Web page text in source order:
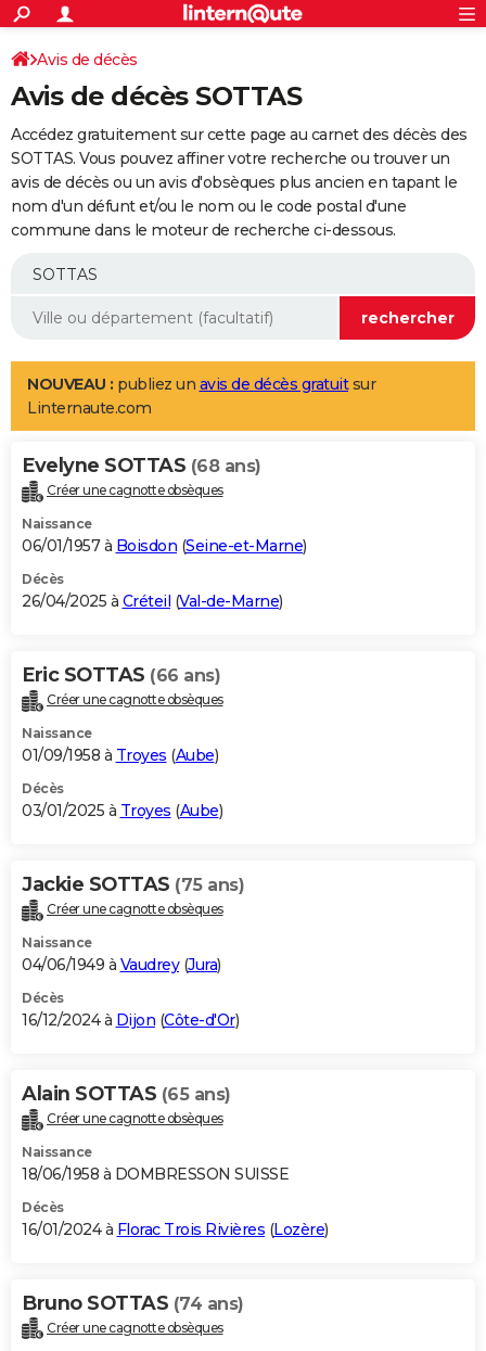
ACTUALITÉS
Politique
Société
Faits Divers
Education
Monde
Villes
+
SPORT
Coupe du monde 2026
Football
Tennis
Cyclisme
Rugby
Forum
Programme TV
TNT
Streaming
Cinéma
Sorties cinéma
Musique
+
FINANCE
Retraite
Epargne
Immobilier
Risques naturels par ville
Banque
Assurance
AUTO
Essais
Réserver un essai
Citadines
Berlines
SUV
Forum auto
+
Mobiles
Meilleur smartphone
Internet
Ordinateurs
Jeux vidéo
Guide high-tech
Aménagement intérieur
LIFESTYLE
Art de vivre
Bien-être
Loisirs
Mode
Modes de vie
Alimentation
Guide de la santé
Maladies
Médicaments
Sommeil
VOYAGE
Destinations
City break
Voyage nature
Voyage de noces
Forum
Climat
+PHOTO
GUIDES D'ACHAT
BONS PLANS
Carte de Noël
Carte Bonne année
Carte Saint-Valentin
Carte Pâques
Carte d'anniversaire
DICTIONNAIRE
Dictionnaire
Biographies
Citations
Expressions
Proverbes
PROGRAMME TV
S'inscrire
Se connecter
Lycées
Collèges
Primaires
Universités
Entreprises
Service militaire
Avis de recherche
AVIS DE DÉCÈS
Bricolage
Lifestyle
Culture
Sport
Auto
Television
Voyage
Cinema
Avis de décès
Avis de décès SOTTAS
Accédez gratuitement sur cette page au carnet des décès des
SOTTAS. Vous pouvez affiner votre recherche ou trouver un
avis de décès ou un avis d'obsèques plus ancien en tapant le
nom d'un défunt et/ou le nom ou le code postal d'une
commune dans le moteur de recherche ci-dessous.
NOUVEAU : publiez un avis de décès gratuitsur
Linternaute.com
Evelyne SOTTAS (68 ans)
Créer une cagnotte obsèques
Naissance
06/01/1957 à Boisdon (Seine-et-Marne)
Décès
26/04/2025 à Créteil (Val-de-Marne)
Eric SOTTAS (66 ans)
Créer une cagnotte obsèques
Naissance
01/09/1958 à Troyes (Aube)
Décès
03/01/2025 à Troyes (Aube)
Jackie SOTTAS (75 ans)
Créer une cagnotte obsèques
Naissance
04/06/1949 à Vaudrey(Jura)
Décès
16/12/2024 à Dijon (Côte-d'Or)
Alain SOTTAS (65 ans)
Créer une cagnotte obsèques
Naissance
18/06/1958 à DOMBRESSON SUISSE
Décès
16/01/2024 à Florac Trois Rivières (Lozère)
Bruno SOTTAS (74 ans)
Créer une cagnotte obsèques